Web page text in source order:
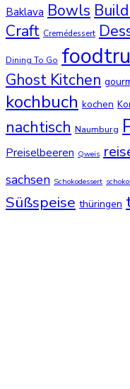
Baklava Bowls
Craft Cremédessert
Dining To Go
Ghost Kitchen
kochbuch kochen
nachtisch Naumburg
Preiselbeeren Qweis
sachsen Schokodessert
Süßspeise thüringen